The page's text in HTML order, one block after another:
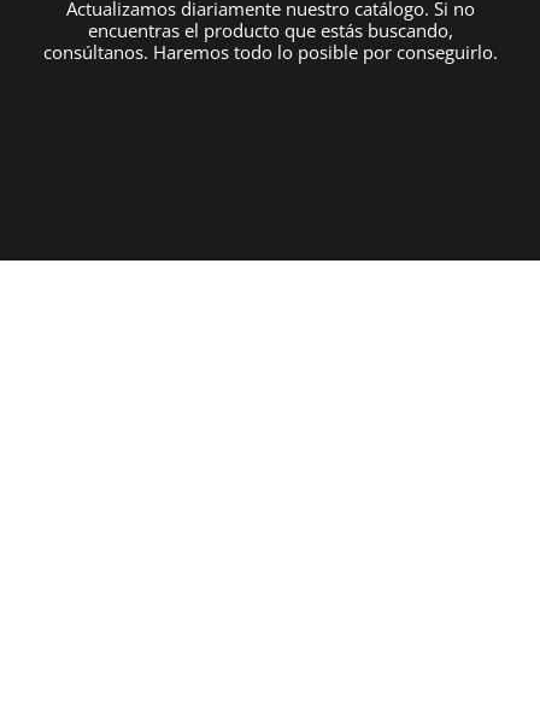
Actualizamos diariamente nuestro catálogo. Si no
encuentras el producto que estás buscando,
consúltanos. Haremos todo lo posible por conseguirlo.